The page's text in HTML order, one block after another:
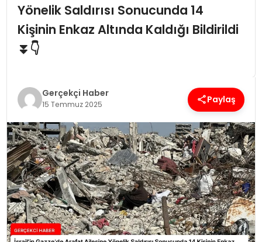
MAGAZIN
SPOR
TEKNOLOJI
YAŞAM
Yönelik Saldırısı Sonucunda 14
Kişinin Enkaz Altında Kaldığı Bildirildi
⏬👇
Gerçekçi Haber
15 Temmuz 2025 Paylaş